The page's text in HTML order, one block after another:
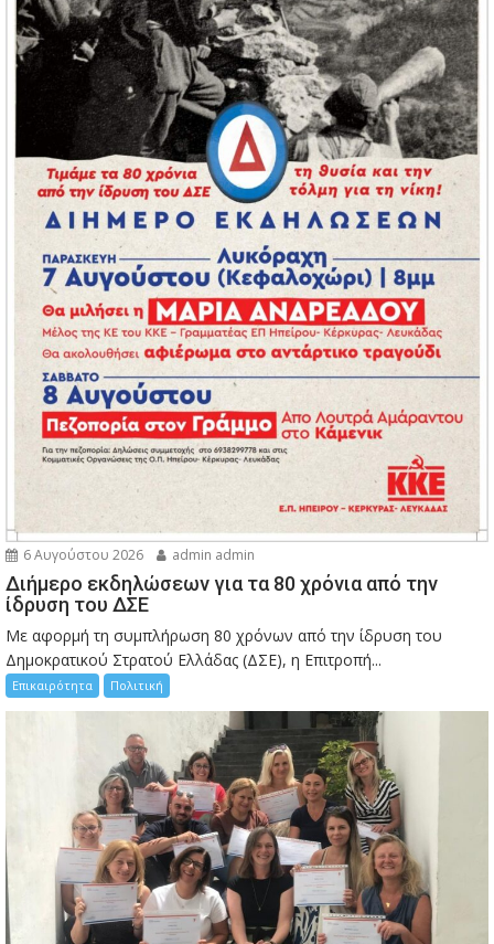
6 Αυγούστου 2026 admin admin
Διήμερο εκδηλώσεων για τα 80 χρόνια από την
ίδρυση του ΔΣΕ
Με αφορμή τη συμπλήρωση 80 χρόνων από την ίδρυση του
Δημοκρατικού Στρατού Ελλάδας (ΔΣΕ), η Επιτροπή...
Επικαιρότητα Πολιτική